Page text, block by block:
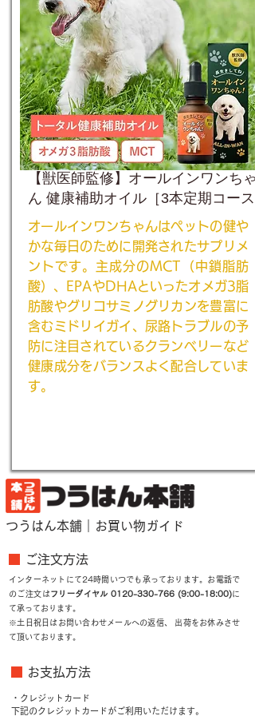
【獣医師監修】オールインワンちゃ
ん 健康補助オイル［3本定期コース
オールインワンちゃんはペットの健や
かな毎日のために開発されたサプリメ
ントです。主成分のMCT（中鎖脂肪
酸）、EPAやDHAといったオメガ3脂
肪酸やグリコサミノグリカンを豊富に
含むミドリイガイ、尿路トラブルの予
防に注目されているクランベリーなど
健康成分をバランスよく配合していま
す。
つうはん本舗｜お買い物ガイド
ご注文方法
インターネットにて24時間いつでも承っております。お電話で
のご注文は フリーダイヤル0120-330-766 (9:00-18:00)に
て承っております。
※土日祝日はお問い合わせメールへの返信、 出荷をお休みさせ
て頂いております。
お支払方法
・クレジットカード
下記のクレジットカードがご利用いただけます。